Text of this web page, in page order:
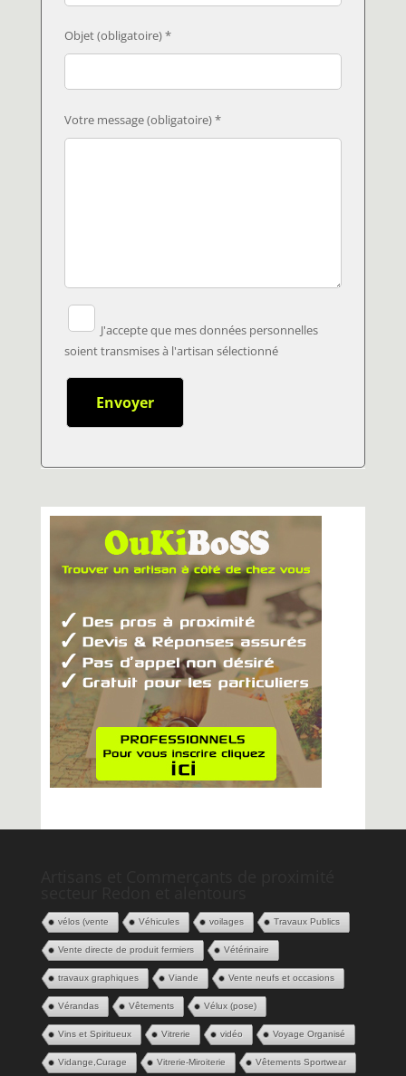
Objet (obligatoire) *
Votre message (obligatoire) *
J'accepte que mes données personnelles
soient transmises à l'artisan sélectionné
vélos (vente Véhicules voilages Travaux Publics
Vente directe de produit fermiers Vétérinaire
travaux graphiques Viande Vente neufs et occasions
Vérandas Vêtements Vélux (pose)
Vins et Spiritueux Vitrerie vidéo Voyage Organisé
Vidange,Curage Vitrerie-Miroiterie Vêtements Sportwear